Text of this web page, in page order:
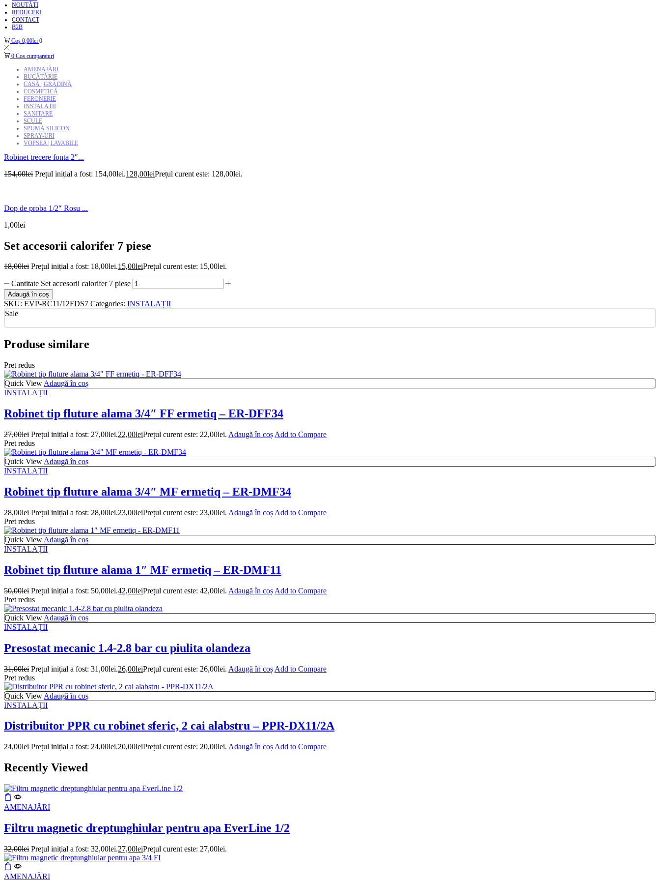
NOUTĂȚI
REDUCERI
CONTACT
B2B
Coș 0,00lei 0
0 Cos cumparaturi
AMENAJĂRI
BUCĂTĂRIE
CASĂ | GRĂDINĂ
COSMETICĂ
FERONERIE
INSTALAȚII
SANITARE
SCULE
SPUMĂ SILICON
SPRAY-URI
VOPSEA | LAVABILE
Robinet trecere fonta 2″...
154,00lei Prețul inițial a fost: 154,00lei.128,00leiPrețul curent este: 128,00lei.
Dop de proba 1/2″ Rosu ...
1,00lei
Set accesorii calorifer 7 piese
18,00lei Prețul inițial a fost: 18,00lei.15,00leiPrețul curent este: 15,00lei.
Cantitate Set accesorii calorifer 7 piese
Adaugă în coș
SKU: EVP-RC11/12FDS7 Categories: INSTALAȚII
Sale
Produse similare
Pret redus
Quick View Adaugă în coș
INSTALAȚII
Robinet tip fluture alama 3/4″ FF ermetiq – ER-DFF34
27,00lei Prețul inițial a fost: 27,00lei.22,00leiPrețul curent este: 22,00lei. Adaugă în coș Add to Compare
Pret redus
Quick View Adaugă în coș
INSTALAȚII
Robinet tip fluture alama 3/4″ MF ermetiq – ER-DMF34
28,00lei Prețul inițial a fost: 28,00lei.23,00leiPrețul curent este: 23,00lei. Adaugă în coș Add to Compare
Pret redus
Quick View Adaugă în coș
INSTALAȚII
Robinet tip fluture alama 1″ MF ermetiq – ER-DMF11
50,00lei Prețul inițial a fost: 50,00lei.42,00leiPrețul curent este: 42,00lei. Adaugă în coș Add to Compare
Pret redus
Quick View Adaugă în coș
INSTALAȚII
Presostat mecanic 1.4-2.8 bar cu piulita olandeza
31,00lei Prețul inițial a fost: 31,00lei.26,00leiPrețul curent este: 26,00lei. Adaugă în coș Add to Compare
Pret redus
Quick View Adaugă în coș
INSTALAȚII
Distribuitor PPR cu robinet sferic, 2 cai alabstru – PPR-DX11/2A
24,00lei Prețul inițial a fost: 24,00lei.20,00leiPrețul curent este: 20,00lei. Adaugă în coș Add to Compare
Recently Viewed
AMENAJĂRI
Filtru magnetic dreptunghiular pentru apa EverLine 1/2
32,00lei Prețul inițial a fost: 32,00lei.27,00leiPrețul curent este: 27,00lei.
AMENAJĂRI